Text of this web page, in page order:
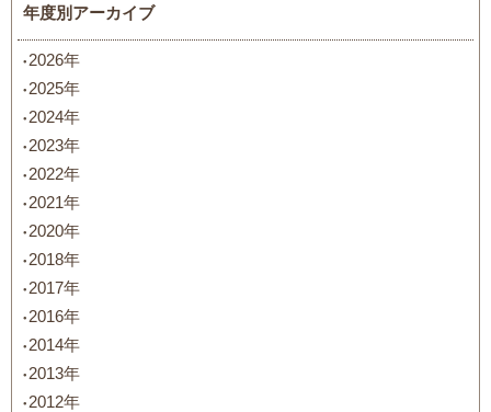
年度別アーカイブ
2026年
2025年
2024年
2023年
2022年
2021年
2020年
2018年
2017年
2016年
2014年
2013年
2012年